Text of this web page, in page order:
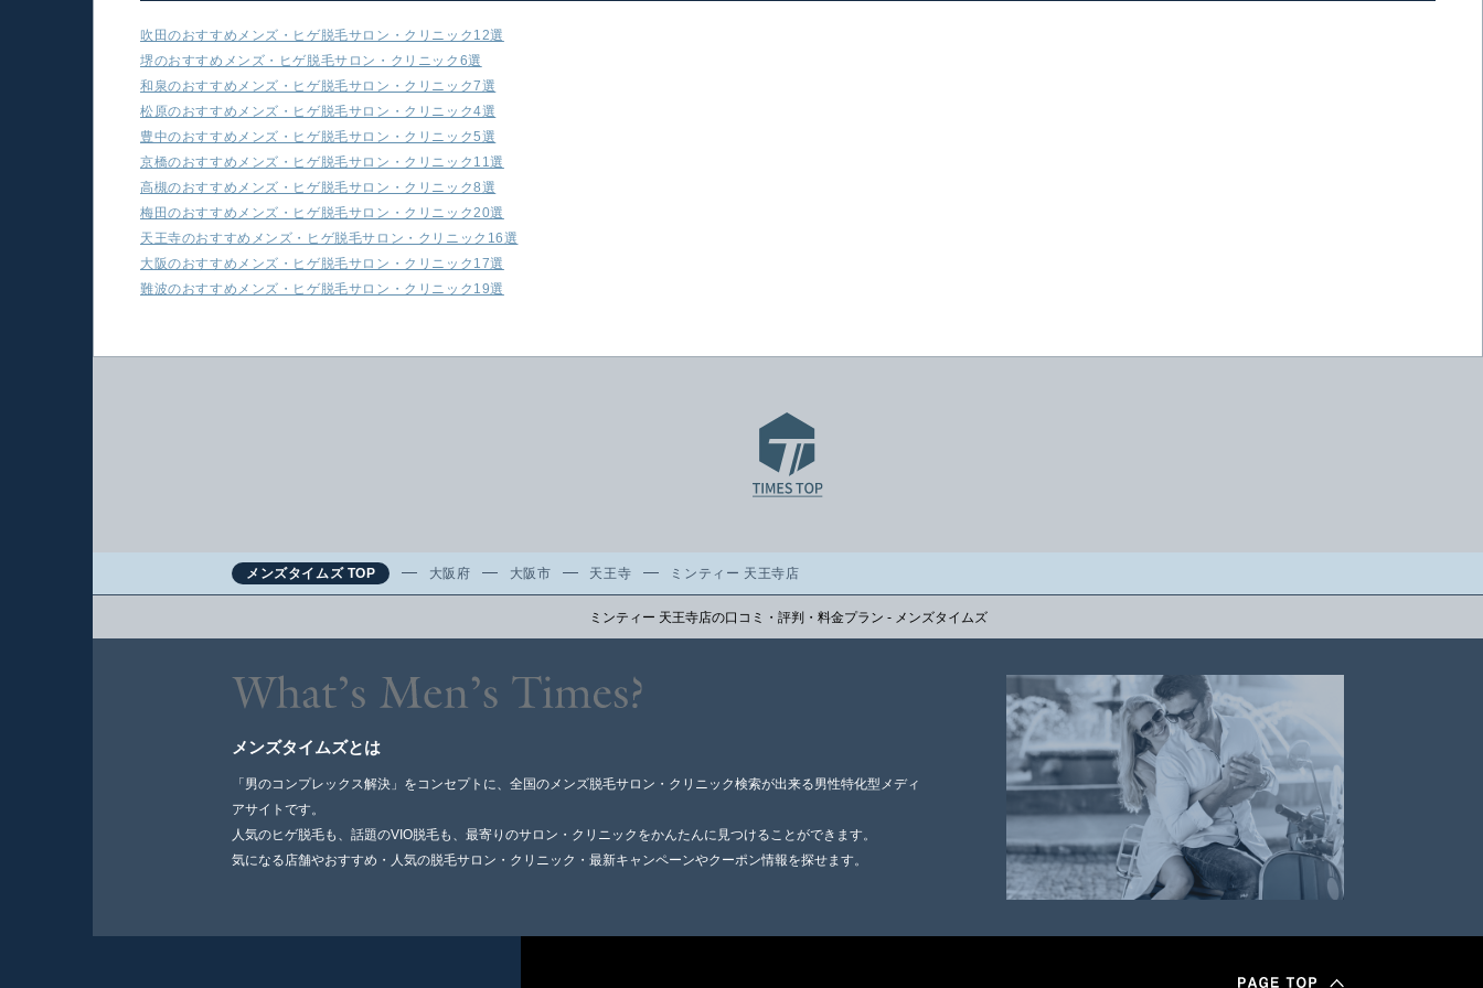
吹田のおすすめメンズ・ヒゲ脱毛サロン・クリニック12選
堺のおすすめメンズ・ヒゲ脱毛サロン・クリニック6選
和泉のおすすめメンズ・ヒゲ脱毛サロン・クリニック7選
松原のおすすめメンズ・ヒゲ脱毛サロン・クリニック4選
豊中のおすすめメンズ・ヒゲ脱毛サロン・クリニック5選
京橋のおすすめメンズ・ヒゲ脱毛サロン・クリニック11選
高槻のおすすめメンズ・ヒゲ脱毛サロン・クリニック8選
梅田のおすすめメンズ・ヒゲ脱毛サロン・クリニック20選
天王寺のおすすめメンズ・ヒゲ脱毛サロン・クリニック16選
大阪のおすすめメンズ・ヒゲ脱毛サロン・クリニック17選
難波のおすすめメンズ・ヒゲ脱毛サロン・クリニック19選
メンズタイムズ TOP 大阪府 大阪市 天王寺 ミンティー 天王寺店
ミンティー 天王寺店の口コミ・評判・料金プラン - メンズタイムズ
メンズタイムズとは
「男のコンプレックス解決」をコンセプトに、全国のメンズ脱毛サロン・クリニック検索が出来る男性特化型メディ
アサイトです。
人気のヒゲ脱毛も、話題のVIO脱毛も、最寄りのサロン・クリニックをかんたんに見つけることができます。
気になる店舗やおすすめ・人気の脱毛サロン・クリニック・最新キャンペーンやクーポン情報を探せます。